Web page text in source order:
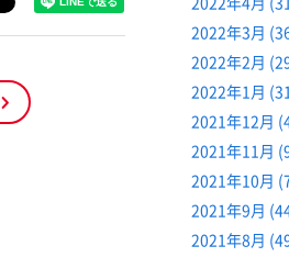
2022年3月
2022年2月
2022年1月
2021年12月
2021年11月
2021年10月
2021年9月
2021年8月